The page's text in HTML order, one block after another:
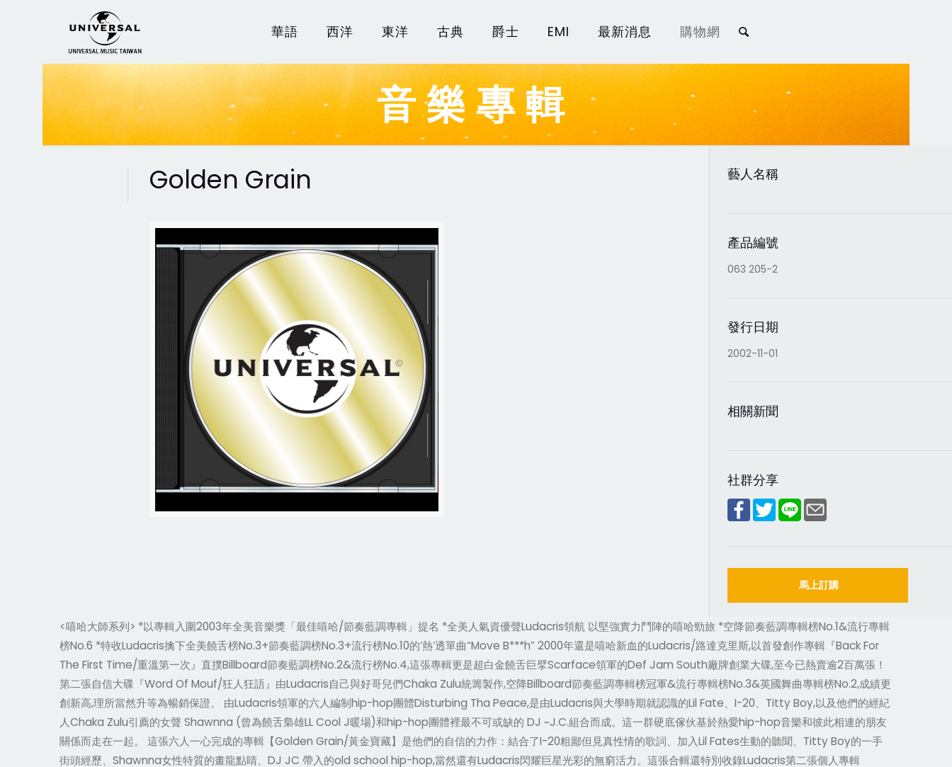
華語 西洋 東洋 古典 爵士 EMI 最新消息 購物網
音樂專輯
Golden Grain 藝人名稱
產品編號
063 205-2
發行日期
2002-11-01
相關新聞
社群分享
馬上訂購
<嘻哈大師系列> *以專輯入圍2003年全美音樂獎「最佳嘻哈/節奏藍調專輯」提名 *全美人氣資優聲Ludacris領航 以堅強實力鬥陣的嘻哈勁旅 *空降節奏藍調專輯榜No.1&流行專輯
榜No.6 *特收Ludacris擒下全美饒舌榜No.3+節奏藍調榜No.3+流行榜No.10的‘熱’透單曲“Move B***h” 2000年還是嘻哈新血的Ludacris/路達克里斯,以首發創作專輯『Back For
The First Time/重溫第一次』直撲Billboard節奏藍調榜No.2&流行榜No.4,這張專輯更是超白金饒舌巨擘Scarface領軍的Def Jam South廠牌創業大碟,至今已熱賣逾2百萬張！
第二張自信大碟『Word Of Mouf/狂人狂語』由Ludacris自己與好哥兒們Chaka Zulu統籌製作,空降Billboard節奏藍調專輯榜冠軍&流行專輯榜No.3&英國舞曲專輯榜No.2,成績更
創新高,理所當然升等為暢銷保證。 由Ludacris領軍的六人編制hip-hop團體Disturbing Tha Peace,是由Ludacris與大學時期就認識的Lil Fate、I-20、Titty Boy,以及他們的經紀
人Chaka Zulu引薦的女聲 Shawnna (曾為饒舌梟雄LL Cool J暖場)和hip-hop團體裡最不可或缺的 DJ ~J.C.組合而成。這一群硬底傢伙基於熱愛hip-hop音樂和彼此相連的朋友
關係而走在一起。 這張六人一心完成的專輯【Golden Grain/黃金寶藏】是他們的自信的力作：結合了I-20粗鄙但見真性情的歌詞、加入Lil Fates生動的聽聞、Titty Boy的一手
街頭經歷、Shawnna女性特質的畫龍點睛、DJ JC 帶入的old school hip-hop,當然還有Ludacris閃耀巨星光彩的無窮活力。這張合輯還特別收錄Ludacris第二張個人專輯